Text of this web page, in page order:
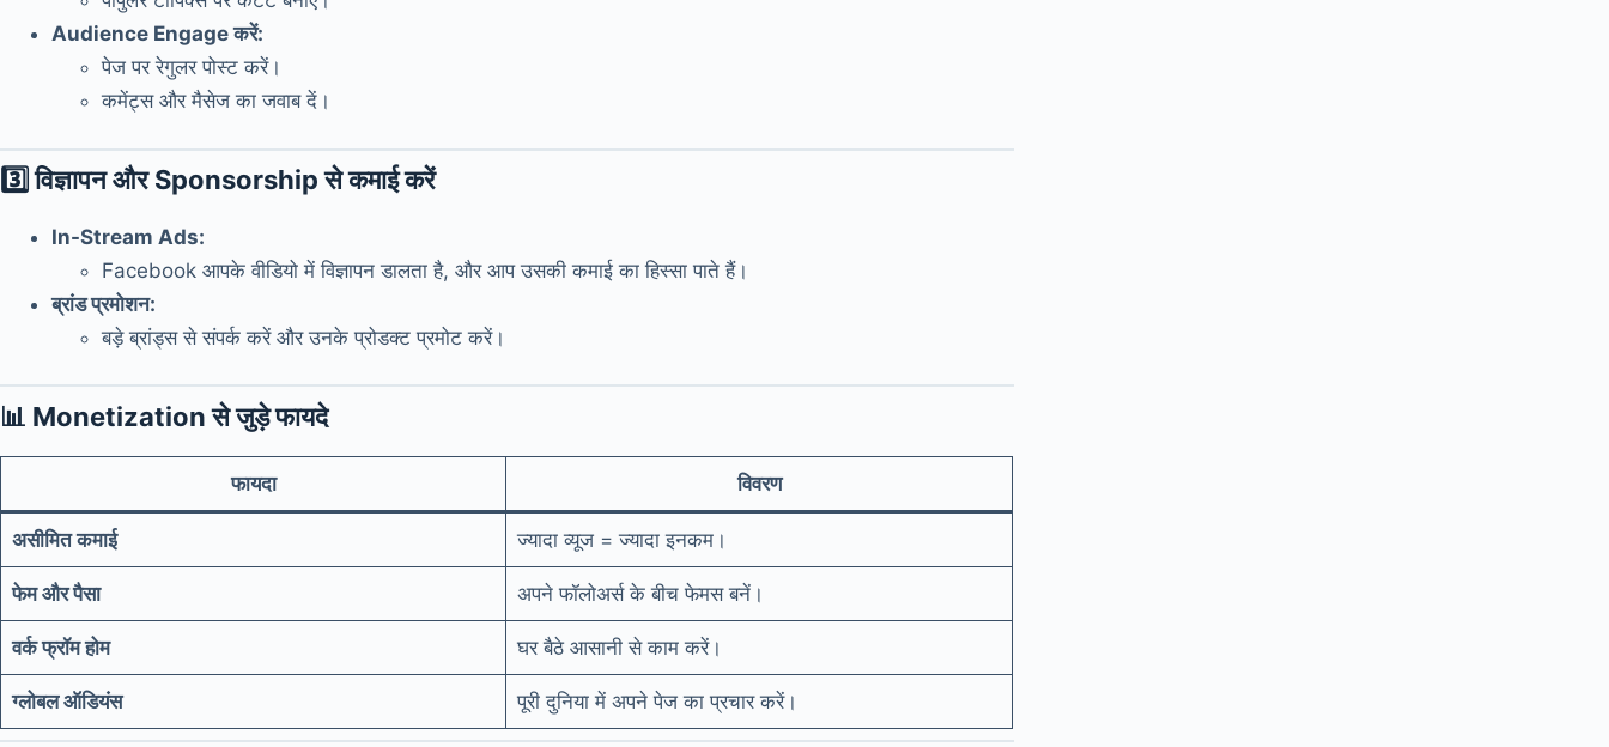
Audience Engage करें:
पेज पर रेगुलर पोस्ट करें।
कमेंट्स और मैसेज का जवाब दें।
3️⃣विज्ञापन और Sponsorship से कमाई करें
In-Stream Ads:
Facebook आपके वीडियो में विज्ञापन डालता है, और आप उसकी कमाई का हिस्सा पाते हैं।
ब्रांड प्रमोशन:
बड़े ब्रांड्स से संपर्क करें और उनके प्रोडक्ट प्रमोट करें।
📊 Monetization से जुड़े फायदे
फायदा विवरण
असीमित कमाई ज्यादा व्यूज = ज्यादा इनकम।
फेम और पैसा अपने फॉलोअर्स के बीच फेमस बनें।
वर्क फ्रॉम होम घर बैठे आसानी से काम करें।
ग्लोबल ऑडियंस पूरी दुनिया में अपने पेज का प्रचार करें।